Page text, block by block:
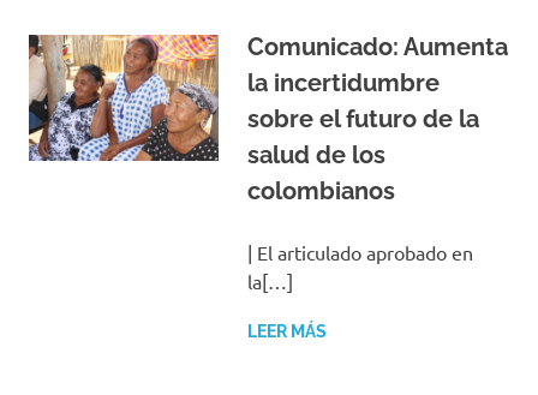
Comunicado: Aumenta
la incertidumbre
sobre el futuro de la
salud de los
colombianos
| El articulado aprobado en
la[…]
LEER MÁS